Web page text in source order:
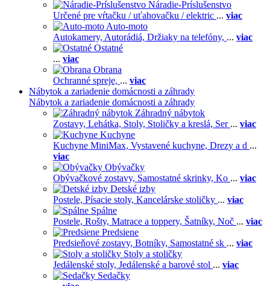
Náradie-Príslušenstvo
Určené pre vŕtačku / uťahovačku / elektric ... viac
Auto-moto
Autokamery, Autorádiá, Držiaky na telefóny, ... viac
Ostatné
... viac
Obrana
Ochranné spreje, ... viac
Nábytok a zariadenie domácnosti a záhrady
Nábytok a zariadenie domácnosti a záhrady
Záhradný nábytok
Zostavy, Lehátka, Stoly, Stoličky a kreslá, Ser ... viac
Kuchyne
Kuchyne MiniMax, Vystavené kuchyne, Drezy a d ...
viac
Obývačky
Obývačkové zostavy, Samostatné skrinky, Ko ... viac
Detské izby
Postele, Písacie stoly, Kancelárske stoličky ... viac
Spálne
Postele, Rošty, Matrace a toppery, Šatníky, Noč ... viac
Predsiene
Predsieňové zostavy, Botníky, Samostatné sk ... viac
Stoly a stoličky
Jedálenské stoly, Jedálenské a barové stol ... viac
Sedačky